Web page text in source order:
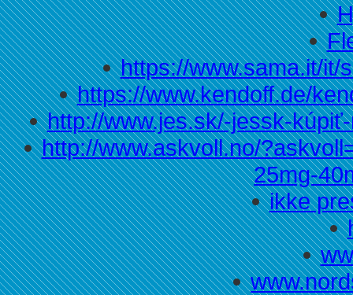
https://www.sama.it/it/
https://www.kendoff.de/
http://www.jes.sk/-jessk-
http://www.askvoll.no/
25mg-
ikke